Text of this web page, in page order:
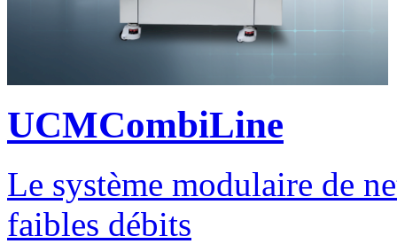
UCMCombiLine
Le système modulaire de
faibles débits